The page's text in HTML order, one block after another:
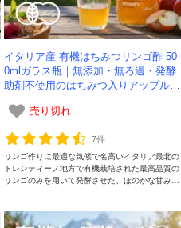
イタリア産 有機はちみつリンゴ酢 50
0mlガラス瓶｜無添加・無ろ過・発酵
助剤不使用のはちみつ入りアップルサ
売り切れ
7件
リンゴ作りに最適な気候で名高いイタリア最北の
トレンティーノ地方で有機栽培された最高品質の
リンゴのみを用いて発酵させた、ほのかな甘みと
さい。